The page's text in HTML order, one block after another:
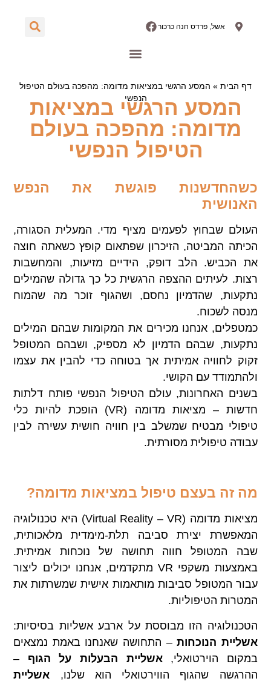
אשל, פרדס חנה כרכור
דף הבית » המסע הרגשי במציאות מדומה: מהפכה בעולם הטיפול
הנפשי
המסע הרגשי במציאות
מדומה: מהפכה בעולם
הטיפול הנפשי
כשהחדשנות פוגשת את הנפש
האנושית
העולם שבחוץ לפעמים מציף מדי. המעלית הסגורה,
הכיתה המביטה, הזיכרון שפתאום קופץ כשאתה חוצה
את הכביש. הלב דופק, הידיים מזיעות, והמחשבות
רצות. לעיתים ההצפה הרגשית כל כך גדולה שהמילים
נתקעות, שהדמיון נחסם, ושהגוף זוכר מה שהמוח
מנסה לשכוח.
כמטפלים, אנחנו מכירים את המקומות שבהם המילים
נתקעות, שבהם הדמיון לא מספיק, ושבהם המטופל
זקוק לחוויה אמיתית אך בטוחה כדי להבין את עצמו
ולהתמודד עם הקושי.
בשנים האחרונות, עולם הטיפול הנפשי פותח דלתות
חדשות – מציאות מדומה (VR) הופכת להיות כלי
טיפולי מבטיח שמשלב בין חוויה חושית עשירה לבין
עבודה טיפולית מסורתית.
מה זה בעצם טיפול במציאות מדומה?
מציאות מדומה (Virtual Reality – VR) היא טכנולוגיה
המאפשרת יצירת סביבה תלת-מימדית מלאכותית,
שבה המטופל חווה תחושה של נוכחות אמיתית.
באמצעות משקפי VR מתקדמים, אנחנו יכולים ליצור
עבור המטופל סביבות מותאמות אישית שמשרתות את
המטרות הטיפוליות.
הטכנולוגיה הזו מבוססת על ארבע אשליות בסיסיות:
אשליית הנוכחות– התחושה שאנחנו באמת נמצאים
במקום הוירטואלי,אשליית הבעלות על הגוף –
ההרגשה שהגוף הווירטואלי הוא שלנו, אשליית